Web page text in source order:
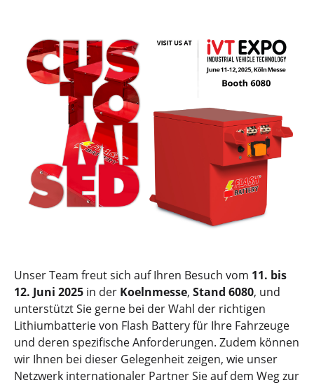
Unser Team freut sich auf Ihren Besuch vom 11. bis
12. Juni 2025 in der Koelnmesse, Stand 6080, und
unterstützt Sie gerne bei der Wahl der richtigen
Lithiumbatterie von Flash Battery für Ihre Fahrzeuge
und deren spezifische Anforderungen. Zudem können
wir Ihnen bei dieser Gelegenheit zeigen, wie unser
Netzwerk internationaler Partner Sie auf dem Weg zur